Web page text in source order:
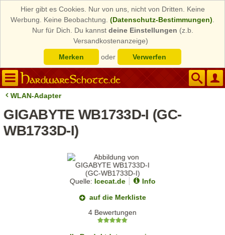
Hier gibt es Cookies. Nur von uns, nicht von Dritten. Keine
Werbung. Keine Beobachtung. (Datenschutz-Bestimmungen)
Nur für Dich. Du kannst deine Einstellungen (z.b.
Versandkostenanzeige)
Merken
oder Verwerfen
WLAN-Adapter
GIGABYTE WB1733D-I (GC-
WB1733D-I)
Quelle: Icecat.de
Info
auf die Merkliste
4 Bewertungen